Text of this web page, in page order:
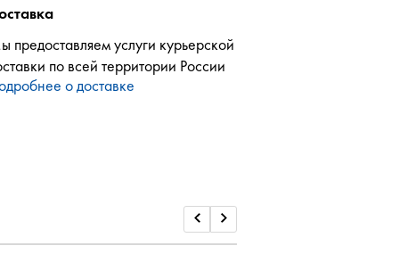
предоставляем услуги курьерской
по всей территории России
о доставке